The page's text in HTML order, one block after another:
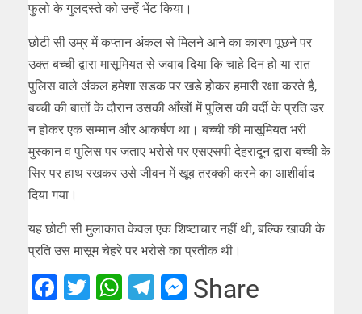
फुलो के गुलदस्ते को उन्हें भेंट किया।
छोटी सी उम्र में कप्तान अंकल से मिलने आने का कारण पूछने पर
उक्त बच्ची द्वारा मासूमियत से जवाब दिया कि चाहे दिन हो या रात
पुलिस वाले अंकल हमेशा सडक पर खडे होकर हमारी रक्षा करते है,
बच्ची की बातों के दौरान उसकी आँखों में पुलिस की वर्दी के प्रति डर
न होकर एक सम्मान और आकर्षण था। बच्ची की मासूमियत भरी
मुस्कान व पुलिस पर जताए भरोसे पर एसएसपी देहरादून द्वारा बच्ची के
सिर पर हाथ रखकर उसे जीवन में खूब तरक्की करने का आशीर्वाद
दिया गया।
यह छोटी सी मुलाकात केवल एक शिष्टाचार नहीं थी, बल्कि खाकी के
प्रति उस मासूम चेहरे पर भरोसे का प्रतीक थी।
Facebook
Twitter
WhatsApp
Telegram
Messenger
Share